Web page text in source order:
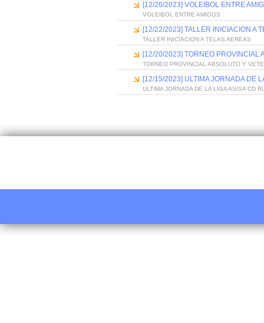
[12/26/2023] VOLEIBOL ENTRE
VOLEIBOL ENTRE AMIGOS
[12/22/2023] TALLER INICIACION A
TALLER INICIACION A TELAS AEREAS
[12/20/2023] TORNEO PROVINCIAL
TORNEO PROVINCIAL ABSOLUTO Y
[12/15/2023] ULTIMA JORNADA DE
ULTIMA JORNADA DE LA LIGA ASISA CD